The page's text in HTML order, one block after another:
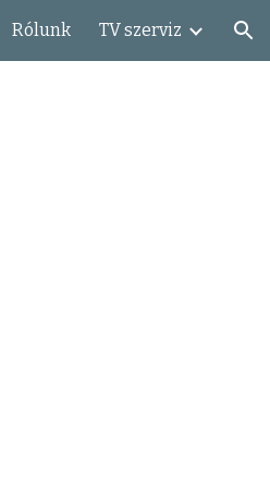
Rólunk TV szerviz